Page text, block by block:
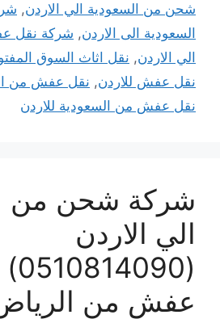
شحن من السعودية الي الاردن,
السعودية الى الاردن, شركة نقل
الي الاردن, نقل اثاث السوق
نقل عفش للاردن, نقل عفش من
نقل عفش من السعودية للاردن
شركة شحن من
الي الاردن
عفش من الرياض